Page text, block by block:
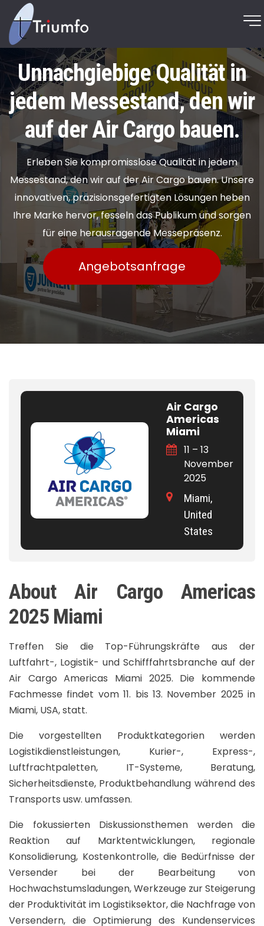
Unnachgiebige Qualität in
jedem Messestand, den wir
auf der Air Cargo bauen.
Erleben Sie kompromisslose Qualität in jedem
Messestand, den wir auf der Air Cargo bauen. Unsere
innovativen, präzisionsgefertigten Lösungen heben
Ihre Marke hervor, fesseln das Publikum und sorgen
für eine herausragende Messepräsenz.
Angebotsanfrage
Air Cargo
Americas
Miami
11 – 13
November
2025
Miami,
United
States
About Air Cargo Americas
2025 Miami
Treffen Sie die Top-Führungskräfte aus der
Luftfahrt-, Logistik- und Schifffahrtsbranche auf der
Air Cargo Americas Miami 2025. Die kommende
Fachmesse findet vom 11. bis 13. November 2025 in
Miami, USA, statt.
Die vorgestellten Produktkategorien werden
Logistikdienstleistungen, Kurier-, Express-,
Luftfrachtpaletten, IT-Systeme, Beratung,
Sicherheitsdienste, Produktbehandlung während des
Transports usw. umfassen.
Die fokussierten Diskussionsthemen werden die
Reaktion auf Marktentwicklungen, regionale
Konsolidierung, Kostenkontrolle, die Bedürfnisse der
Versender bei der Bearbeitung von
Hochwachstumsladungen, Werkzeuge zur Steigerung
der Produktivität im Logistiksektor, die Nachfrage von
Versendern, die Optimierung des Kundenservices